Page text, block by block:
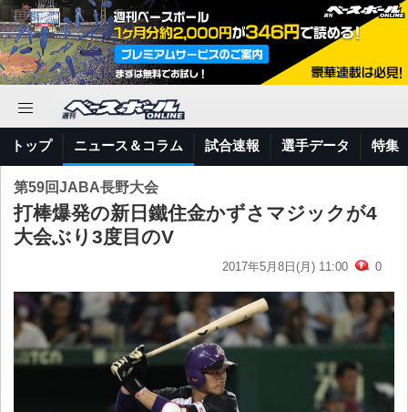
トップ ニュース＆コラム 試合速報 選手データ 特集
第59回JABA長野大会
打棒爆発の新日鐵住金かずさマジックが4
大会ぶり3度目のV
2017年5月8日(月) 11:00 0